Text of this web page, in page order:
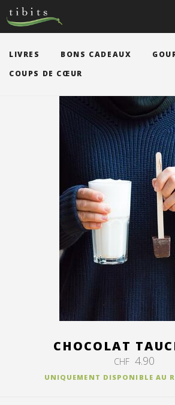
Tibits:
Home
Main
HORAIRES
VOS ÉVÉNEMENTS
LIVRES BONS CADEAUX
COUPS DE CŒUR
CHOCOLAT
CHF 4.90
UNIQUEMENT DISPONIBLE AU